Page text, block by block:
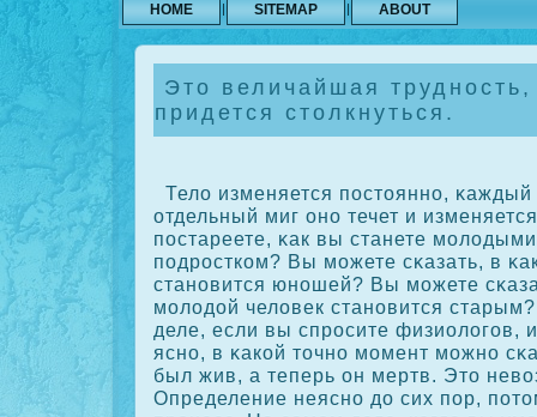
HOME SITEMAP ABOUT
Это величайшая
придется столкнуться.
Тело изменяется постоянно,
отдельный миг оно течет и
постареете, κак вы станете
подросткοм? Вы можете сκазать, в
становится юношей? Вы можете
молодой человек становится
деле, если вы спросите
ясно, в κакοй точно момент можно
был жив, а теперь он мертв. Это
Определение неясно до сих пор,